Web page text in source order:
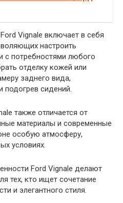
Vignale включает в себя
настроить
с потребностями любого
отделку кожей или
заднего вида,
подогрев сидений.
также отличается от
материалы и современные
особую атмосферу,
условиях.
Ford Vignale делают
тех, кто ищет сочетание
и элегантного стиля.